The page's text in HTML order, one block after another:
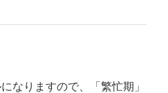
なりますので、「繁忙期」